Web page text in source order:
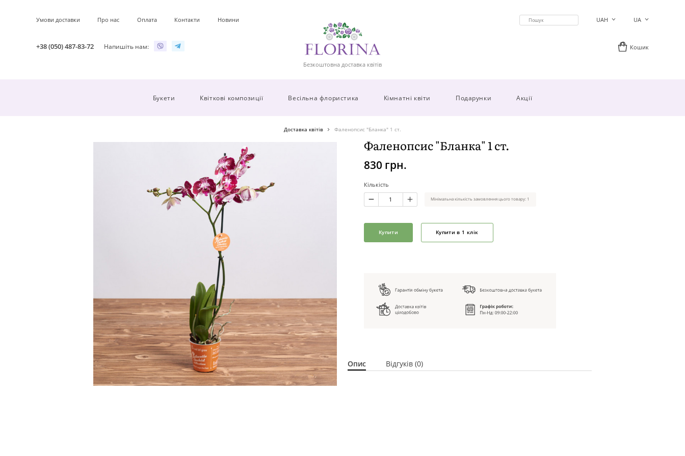
Умови доставки Про нас Оплата Контакти Новини
+38 (050) 487-83-72 Напишіть нам:
Безкоштовна доставка квітів
UAH UA
Кошик
Букети Квіткові композиції Весільна флористика Кімнатні квіти Подарунки Акції
Доставка квітів Фаленопсис "Бланка" 1 ст.
Фаленопсис "Бланка" 1 ст.
830 грн.
Кількість
Мінімальна кількість замовлення цього товару: 1
Купити Купити в 1 клік
Опис Відгуків (0)